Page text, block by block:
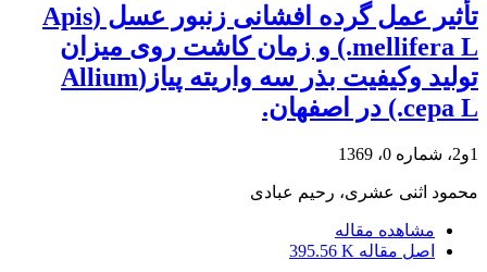
تأثیر عمل گرده افشانی زنبور عسل (Apis
mellifera L.) و زمان کاشت روی میزان
تولید وکیفیت بذر سه واریته پیاز(Allium
cepa L.) در اصفهان.
1و2، شماره 0، 1369
محمود اثنی عشری، رحیم عبادی
مشاهده مقاله
اصل مقاله 395.56 K